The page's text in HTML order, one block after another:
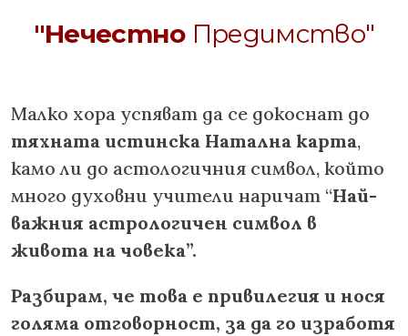
"Нечестно Предимство"
Малко хора успяват да се докоснат до
тяхната истинска Натална карта,
камо ли до астологичния символ, който
много духовни учители наричат “Най-
важния астрологичен символ в
живота на човека”.
Разбирам, че това е привилегия и нося
голяма отговорност, за да го изработя